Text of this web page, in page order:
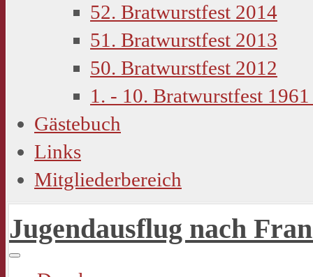
52. Bratwurstfest 2014
51. Bratwurstfest 2013
50. Bratwurstfest 2012
1. - 10. Bratwurstfest
Gästebuch
Links
Mitgliederbereich
Jugendausflug nach